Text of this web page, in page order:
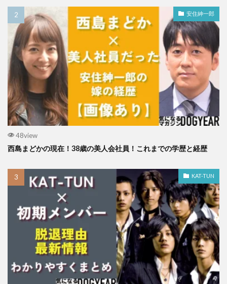
安住紳一郎
48view
西島まどかの現在！38歳の美人会社員！これまでの学歴と経歴
KAT-TUN